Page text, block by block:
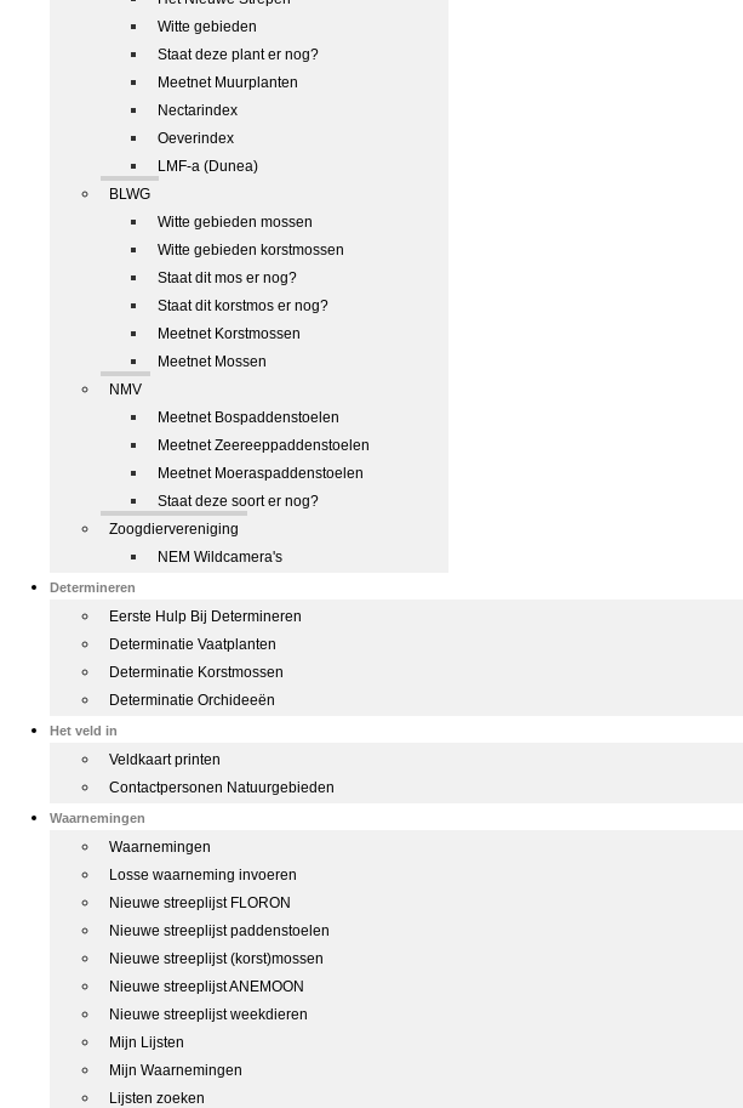
Witte gebieden
Staat deze plant er nog?
Meetnet Muurplanten
Nectarindex
Oeverindex
LMF-a (Dunea)
BLWG
Witte gebieden mossen
Witte gebieden korstmossen
Staat dit mos er nog?
Staat dit korstmos er nog?
Meetnet Korstmossen
Meetnet Mossen
NMV
Meetnet Bospaddenstoelen
Meetnet Zeereeppaddenstoelen
Meetnet Moeraspaddenstoelen
Staat deze soort er nog?
Zoogdiervereniging
NEM Wildcamera's
Determineren
Eerste Hulp Bij Determineren
Determinatie Vaatplanten
Determinatie Korstmossen
Determinatie Orchideeën
Het veld in
Veldkaart printen
Contactpersonen Natuurgebieden
Waarnemingen
Waarnemingen
Losse waarneming invoeren
Nieuwe streeplijst FLORON
Nieuwe streeplijst paddenstoelen
Nieuwe streeplijst (korst)mossen
Nieuwe streeplijst ANEMOON
Nieuwe streeplijst weekdieren
Mijn Lijsten
Mijn Waarnemingen
Lijsten zoeken